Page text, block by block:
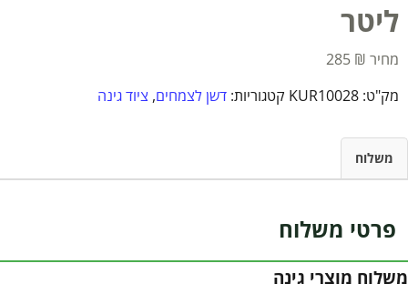
ליטר
285 ₪
מק"ט: KUR10028 קטגוריות: דשן לצמחים, ציוד גינה
משלוח
פרטי משלוח
משלוח מוצרי גינה